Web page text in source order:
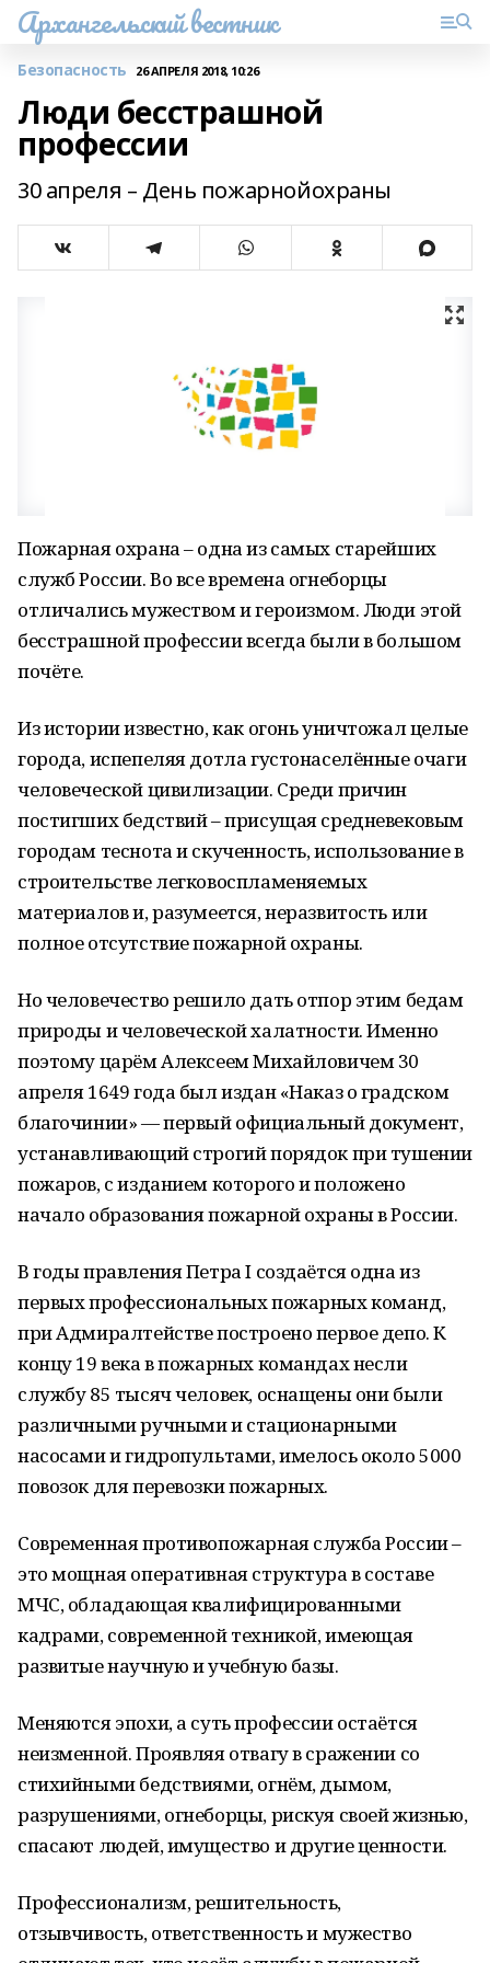
Архангельский вестник
Безопасность 26 АПРЕЛЯ 2018, 10:26
Люди бесстрашной
профессии
30 апреля – День пожарнойохраны
Пожарная охрана – одна из самых старейших
служб России. Во все времена огнеборцы
отличались мужеством и героизмом. Люди этой
бесстрашной профессии всегда были в большом
почёте.
Из истории известно, как огонь уничтожал целые
города, испепеляя дотла густонаселённые очаги
человеческой цивилизации. Среди причин
постигших бедствий – присущая средневековым
городам теснота и скученность, использование в
строительстве легковоспламеняемых
материалов и, разумеется, неразвитость или
полное отсутствие пожарной охраны.
Но человечество решило дать отпор этим бедам
природы и человеческой халатности. Именно
поэтому царём Алексеем Михайловичем 30
апреля 1649 года был издан «Наказ о градском
благочинии» — первый официальный документ,
устанавливающий строгий порядок при тушении
пожаров, с изданием которого и положено
начало образования пожарной охраны в России.
В годы правления Петра I создаётся одна из
первых профессиональных пожарных команд,
при Адмиралтействе построено первое депо. К
концу 19 века в пожарных командах несли
службу 85 тысяч человек, оснащены они были
различными ручными и стационарными
насосами и гидропультами, имелось около 5000
повозок для перевозки пожарных.
Современная противопожарная служба России –
это мощная оперативная структура в составе
МЧС, обладающая квалифицированными
кадрами, современной техникой, имеющая
развитые научную и учебную базы.
Меняются эпохи, а суть профессии остаётся
неизменной. Проявляя отвагу в сражении со
стихийными бедствиями, огнём, дымом,
разрушениями, огнеборцы, рискуя своей жизнью,
спасают людей, имущество и другие ценности.
Профессионализм, решительность,
отзывчивость, ответственность и мужество